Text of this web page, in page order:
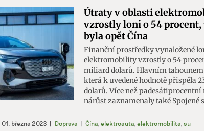
odstraňování chyb, Poskytování a
Ukládání a sdělování voleb ochrany osobních
Útraty v oblasti
vzrostly loni o 54
byla opět Čína
Finanční prostředky vynaložené
elektromobility vzrostly o 54
miliard dolarů. Hlavním tahounem
která k uvedené hodnotě přispěla
dolarů. Více než
nárůst zaznamenaly také Spojené
01. března 2023 | Doprava | Čína elektroauta elektromobilita su